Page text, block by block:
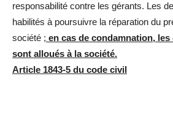
responsabilité contre les gérants. Les
habilités à poursuivre la réparation du
société ; en cas de condamnation,
sont alloués à la société.
Article 1843-5 du code civil